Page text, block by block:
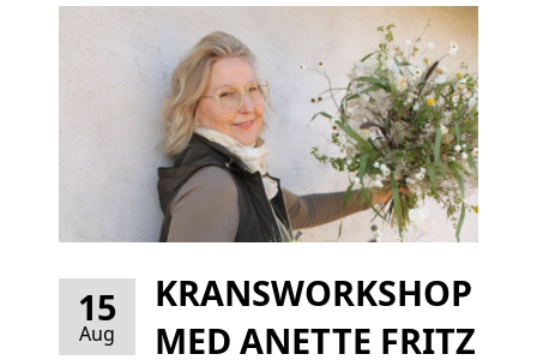
15
Aug
KRANSWORKSHOP
MED ANETTE FRITZ